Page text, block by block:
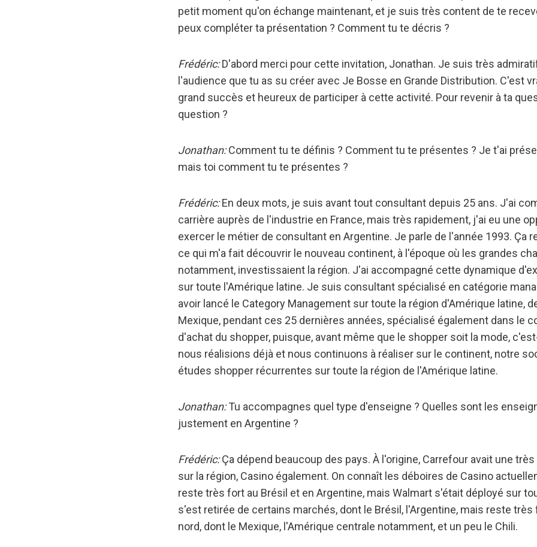
petit moment qu'on échange maintenant, et je suis très content de te
peux compléter ta présentation ? Comment tu te décris ?
Frédéric:D'abord merci pour cette invitation, Jonathan. Je suis très
l'audience que tu as su créer avec Je Bosse en Grande Distribution. C'est
grand succès et heureux de participer à cette activité. Pour revenir à ta
question ?
Jonathan:Comment tu te définis ? Comment tu te présentes ? Je t'ai
mais toi comment tu te présentes ?
Frédéric:En deux mots, je suis avant tout consultant depuis 25 ans. J'ai
carrière auprès de l'industrie en France, mais très rapidement, j'ai eu une
exercer le métier de consultant en Argentine. Je parle de l'année 1993. Ça
ce qui m'a fait découvrir le nouveau continent, à l'époque où les grandes
notamment, investissaient la région. J'ai accompagné cette dynamique
sur toute l'Amérique latine. Je suis consultant spécialisé en catégorie
avoir lancé le Category Management sur toute la région d'Amérique latine,
Mexique, pendant ces 25 dernières années, spécialisé également dans le
d'achat du shopper, puisque, avant même que le shopper soit la mode,
nous réalisions déjà et nous continuons à réaliser sur le continent, notre
études shopper récurrentes sur toute la région de l'Amérique latine.
Jonathan:Tu accompagnes quel type d'enseigne ? Quelles sont les
justement en Argentine ?
Frédéric:Ça dépend beaucoup des pays. À l'origine, Carrefour avait une
sur la région, Casino également. On connaît les déboires de Casino
reste très fort au Brésil et en Argentine, mais Walmart s'était déployé sur
s'est retirée de certains marchés, dont le Brésil, l'Argentine, mais reste très
nord, dont le Mexique, l'Amérique centrale notamment, et un peu le Chili.